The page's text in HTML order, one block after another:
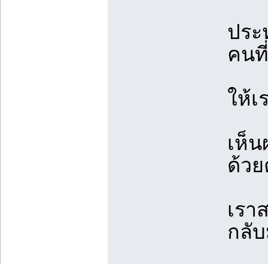
ปร
คน
ให้
เห็
ด้ว
เร
กลั